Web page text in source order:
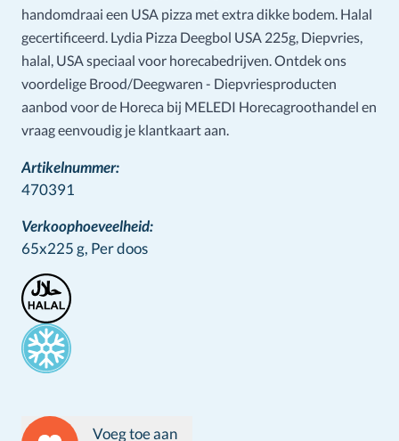
handomdraai een USA pizza met extra dikke bodem. Halal
gecertificeerd. Lydia Pizza Deegbol USA 225g, Diepvries,
halal, USA speciaal voor horecabedrijven. Ontdek ons
voordelige Brood/Deegwaren - Diepvriesproducten
aanbod voor de Horeca bij MELEDI Horecagroothandel en
vraag eenvoudig je klantkaart aan.
Artikelnummer:
470391
Verkoophoeveelheid:
65x225 g, Per doos
Stamps
Voeg toe aan